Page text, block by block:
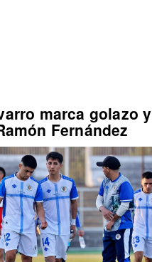
marca golazo y
Fernández